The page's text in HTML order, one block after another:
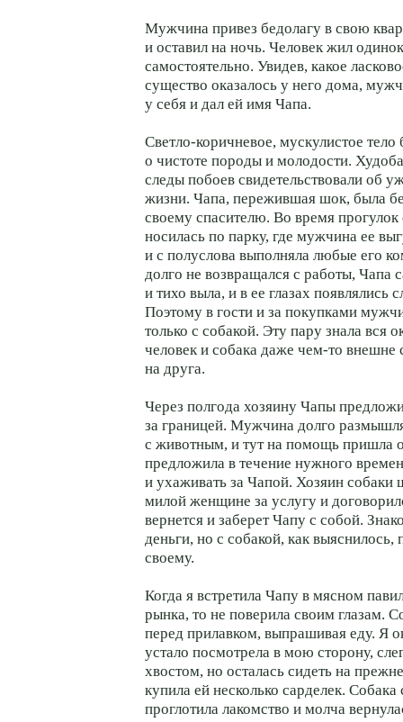
Мужчина привез бедолагу в свою
и оставил на ночь. Человек жил
самостоятельно. Увидев, какое
существо оказалось у него дома,
у себя и дал ей имя Чапа.
Светло-коричневое, мускулистое тело
о чистоте породы и молодости.
следы побоев свидетельствовали об
жизни. Чапа, пережившая шок, была
своему спасителю. Во время прогулок
носилась по парку, где мужчина ее
и с полуслова выполняла любые его
долго не возвращался с работы, Чапа
и тихо выла, и в ее глазах появлялись
Поэтому в гости и за покупками
только с собакой. Эту пару знала вся
человек и собака даже чем-то внешне
на друга.
Через полгода хозяину Чапы
за границей. Мужчина долго
с животным, и тут на помощь пришла
предложила в течение нужного
и ухаживать за Чапой. Хозяин собаки
милой женщине за услугу и
вернется и заберет Чапу с собой.
деньги, но с собакой, как выяснилось,
своему.
Когда я встретила Чапу в мясном
рынка, то не поверила своим глазам.
перед прилавком, выпрашивая еду. Я
устало посмотрела в мою сторону,
хвостом, но осталась сидеть на
купила ей несколько сарделек.
проглотила лакомство и молча